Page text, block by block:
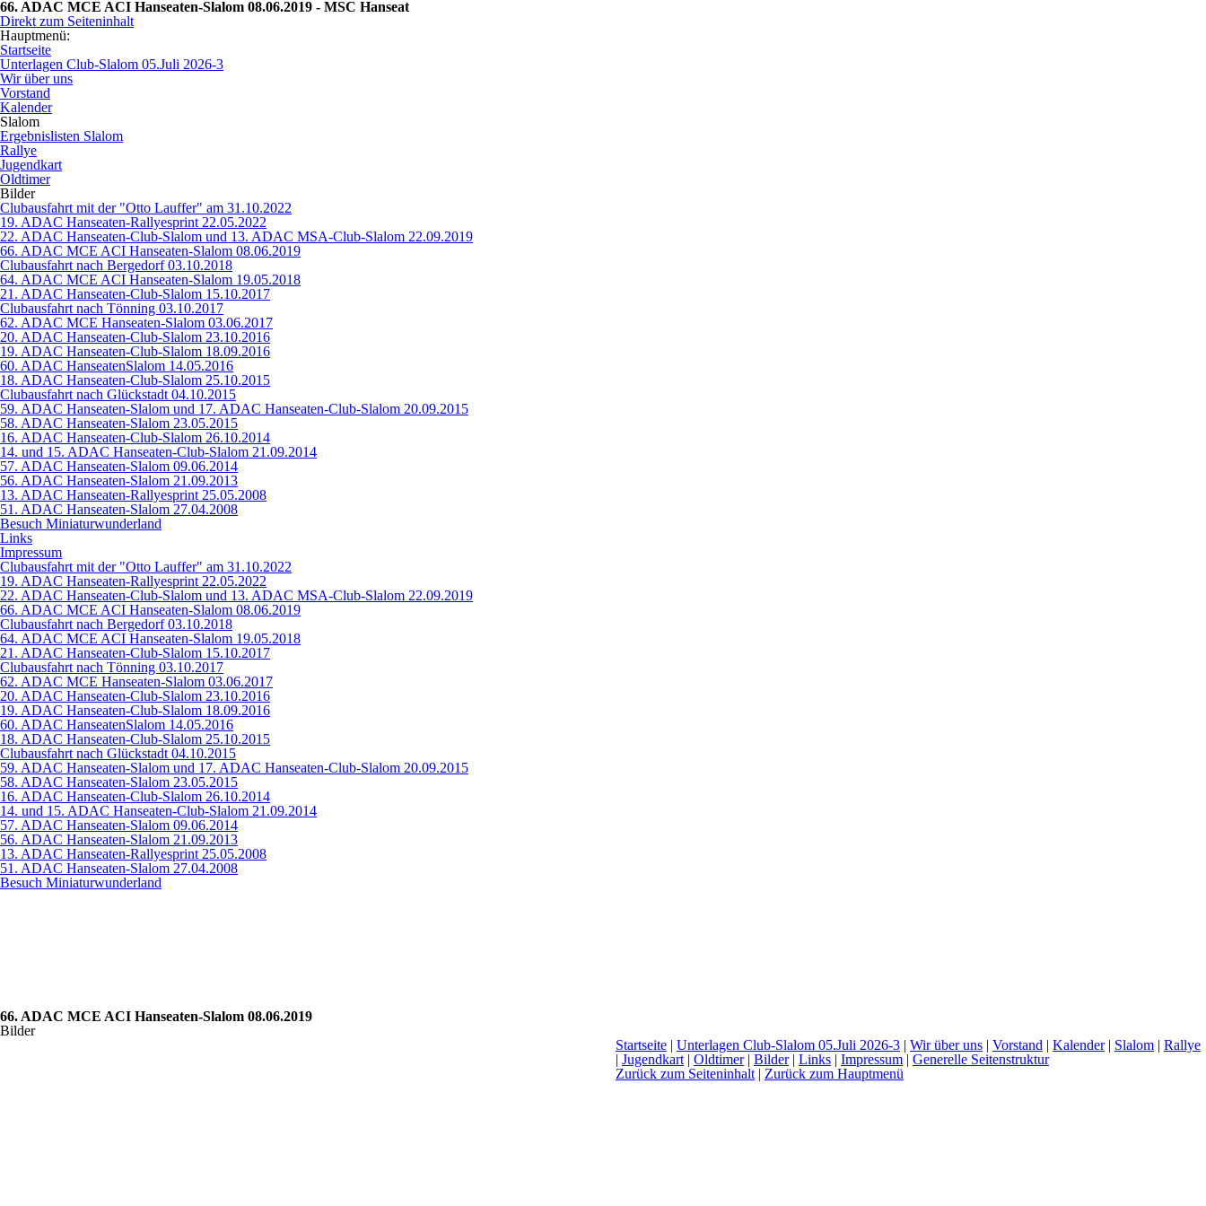
66. ADAC MCE ACI Hanseaten-Slalom 08.06.2019 - MSC Hanseat
Direkt zum Seiteninhalt
Hauptmenü:
Startseite
Unterlagen Club-Slalom 05.Juli 2026-3
Wir über uns
Vorstand
Kalender
Slalom
Ergebnislisten Slalom
Rallye
Jugendkart
Oldtimer
Bilder
Clubausfahrt mit der "Otto Lauffer" am 31.10.2022
19. ADAC Hanseaten-Rallyesprint 22.05.2022
22. ADAC Hanseaten-Club-Slalom und 13. ADAC MSA-Club-Slalom 22.09.2019
66. ADAC MCE ACI Hanseaten-Slalom 08.06.2019
Clubausfahrt nach Bergedorf 03.10.2018
64. ADAC MCE ACI Hanseaten-Slalom 19.05.2018
21. ADAC Hanseaten-Club-Slalom 15.10.2017
Clubausfahrt nach Tönning 03.10.2017
62. ADAC MCE Hanseaten-Slalom 03.06.2017
20. ADAC Hanseaten-Club-Slalom 23.10.2016
19. ADAC Hanseaten-Club-Slalom 18.09.2016
60. ADAC HanseatenSlalom 14.05.2016
18. ADAC Hanseaten-Club-Slalom 25.10.2015
Clubausfahrt nach Glückstadt 04.10.2015
59. ADAC Hanseaten-Slalom und 17. ADAC Hanseaten-Club-Slalom 20.09.2015
58. ADAC Hanseaten-Slalom 23.05.2015
16. ADAC Hanseaten-Club-Slalom 26.10.2014
14. und 15. ADAC Hanseaten-Club-Slalom 21.09.2014
57. ADAC Hanseaten-Slalom 09.06.2014
56. ADAC Hanseaten-Slalom 21.09.2013
13. ADAC Hanseaten-Rallyesprint 25.05.2008
51. ADAC Hanseaten-Slalom 27.04.2008
Besuch Miniaturwunderland
Links
Impressum
Clubausfahrt mit der "Otto Lauffer" am 31.10.2022
19. ADAC Hanseaten-Rallyesprint 22.05.2022
22. ADAC Hanseaten-Club-Slalom und 13. ADAC MSA-Club-Slalom 22.09.2019
66. ADAC MCE ACI Hanseaten-Slalom 08.06.2019
Clubausfahrt nach Bergedorf 03.10.2018
64. ADAC MCE ACI Hanseaten-Slalom 19.05.2018
21. ADAC Hanseaten-Club-Slalom 15.10.2017
Clubausfahrt nach Tönning 03.10.2017
62. ADAC MCE Hanseaten-Slalom 03.06.2017
20. ADAC Hanseaten-Club-Slalom 23.10.2016
19. ADAC Hanseaten-Club-Slalom 18.09.2016
60. ADAC HanseatenSlalom 14.05.2016
18. ADAC Hanseaten-Club-Slalom 25.10.2015
Clubausfahrt nach Glückstadt 04.10.2015
59. ADAC Hanseaten-Slalom und 17. ADAC Hanseaten-Club-Slalom 20.09.2015
58. ADAC Hanseaten-Slalom 23.05.2015
16. ADAC Hanseaten-Club-Slalom 26.10.2014
14. und 15. ADAC Hanseaten-Club-Slalom 21.09.2014
57. ADAC Hanseaten-Slalom 09.06.2014
56. ADAC Hanseaten-Slalom 21.09.2013
13. ADAC Hanseaten-Rallyesprint 25.05.2008
51. ADAC Hanseaten-Slalom 27.04.2008
Besuch Miniaturwunderland
66. ADAC MCE ACI Hanseaten-Slalom 08.06.2019
Bilder
Startseite | Unterlagen Club-Slalom 05.Juli 2026-3 | Wir über uns | Vorstand | Kalender| Slalom | Rallye
| Jugendkart | Oldtimer| Bilder| Links | Impressum | Generelle Seitenstruktur
Zurück zum Seiteninhalt | Zurück zum Hauptmenü